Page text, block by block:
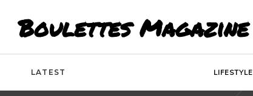
Boulettes Magazine
LATEST LIFESTYLE